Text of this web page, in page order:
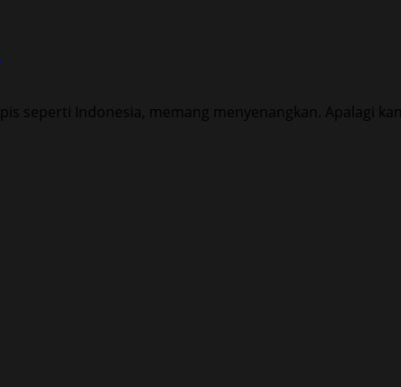
seperti Indonesia, memang menyenangkan. Apalagi